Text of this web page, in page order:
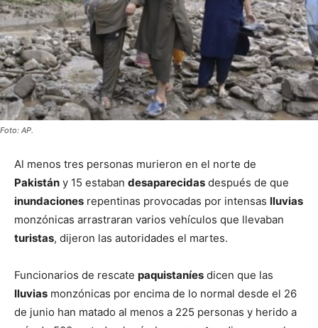
Foto: AP.
Al menos tres personas murieron en el norte de
Pakistán y 15 estaban desaparecidas después de que
inundaciones repentinas provocadas por intensas lluvias
monzónicas arrastraran varios vehículos que llevaban
turistas, dijeron las autoridades el martes.
Funcionarios de rescate paquistaníes dicen que las
lluvias monzónicas por encima de lo normal desde el 26
de junio han matado al menos a 225 personas y herido a